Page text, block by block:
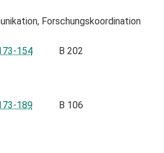
Forschungskoordination
154
B 202
189
B 106